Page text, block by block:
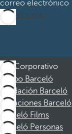
correo electrónico
Suscribirme
Corporativo
Grupo Barceló
Fundación Barceló
Vacaciones Barceló
Barceló Films
Barceló Personas